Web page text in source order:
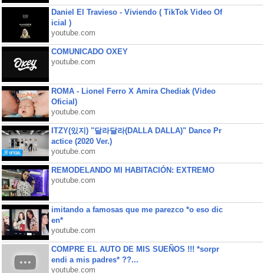
Daniel El Travieso - Viviendo ( TikTok Video Of
icial )
youtube.com
COMUNICADO OXEY
youtube.com
ROMA - Lionel Ferro X Amira Chediak (Video
Oficial)
youtube.com
ITZY(있지) "달라달라(DALLA DALLA)" Dance Pr
actice (2020 Ver.)
youtube.com
REMODELANDO MI HABITACIÓN: EXTREMO
youtube.com
imitando a famosas que me parezco *o eso dic
en*
youtube.com
COMPRE EL AUTO DE MIS SUEÑOS !!! *sorpr
endi a mis padres* ??...
youtube.com